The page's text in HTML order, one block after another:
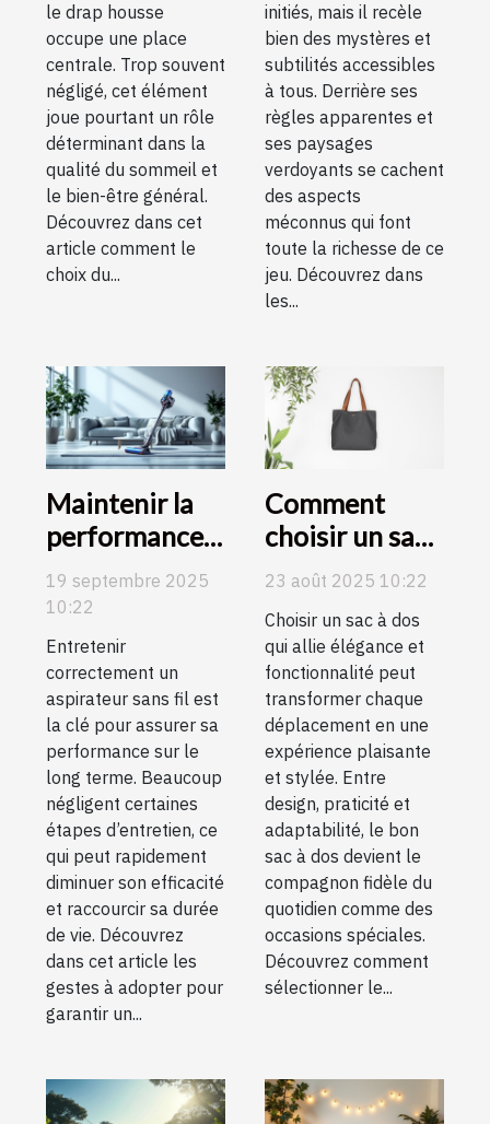
le drap housse
occupe une place
centrale. Trop souvent
négligé, cet élément
joue pourtant un rôle
déterminant dans la
qualité du sommeil et
le bien-être général.
Découvrez dans cet
article comment le
choix du...
initiés, mais il recèle
bien des mystères et
subtilités accessibles
à tous. Derrière ses
règles apparentes et
ses paysages
verdoyants se cachent
des aspects
méconnus qui font
toute la richesse de ce
jeu. Découvrez dans
les...
Maintenir la
performance
de votre
aspirateur
sans fil avec un
entretien
adéquat
19 septembre 2025
10:22
Entretenir
correctement un
aspirateur sans fil est
la clé pour assurer sa
performance sur le
long terme. Beaucoup
négligent certaines
étapes d’entretien, ce
qui peut rapidement
diminuer son efficacité
et raccourcir sa durée
de vie. Découvrez
dans cet article les
gestes à adopter pour
garantir un...
Comment
choisir un sac
à dos élégant
pour chaque
occasion ?
23 août 2025 10:22
Choisir un sac à dos
qui allie élégance et
fonctionnalité peut
transformer chaque
déplacement en une
expérience plaisante
et stylée. Entre
design, praticité et
adaptabilité, le bon
sac à dos devient le
compagnon fidèle du
quotidien comme des
occasions spéciales.
Découvrez comment
sélectionner le...